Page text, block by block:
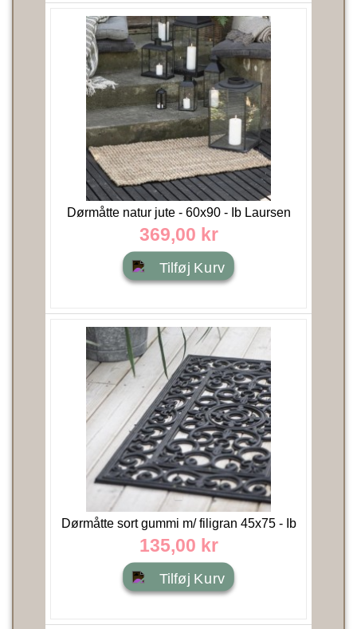
Dørmåtte natur jute - 60x90 - Ib Laursen
369,00 kr
Tilføj Kurv
Dørmåtte sort gummi m/ filigran 45x75 - Ib
Laursen
135,00 kr
Tilføj Kurv